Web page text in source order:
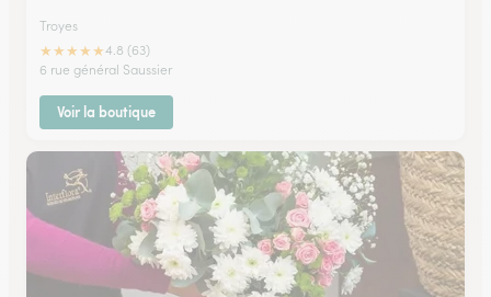
Troyes
★★★★★4.8 (63)
6 rue général Saussier
Voir la boutique